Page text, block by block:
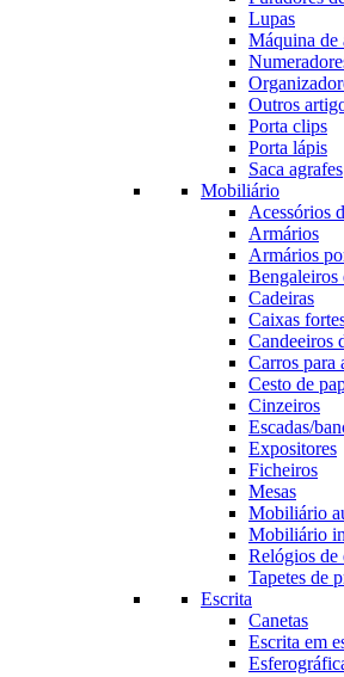
Lupas
Máquina de
Outros
Porta clips
Porta lápis
Saca agrafes
Mobiliário
Acessórios
Armários
Armários
Bengaleiros
Cadeiras
Caixas
Candeeiros
Carros para
Cesto de
Cinzeiros
Escadas/
Expositores
Ficheiros
Mesas
Mobiliário
Mobiliário
Relógios de
Tapetes de
Escrita
Canetas
Escrita em